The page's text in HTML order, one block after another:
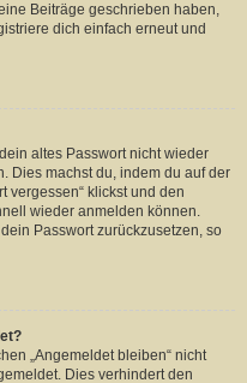
Beiträge geschrieben haben,
dich einfach erneut und
altes Passwort nicht wieder
Dies machst du, indem du auf der
vergessen“ klickst und den
wieder anmelden können.
Passwort zurückzusetzen, so
„Angemeldet bleiben“ nicht
Dies verhindert den